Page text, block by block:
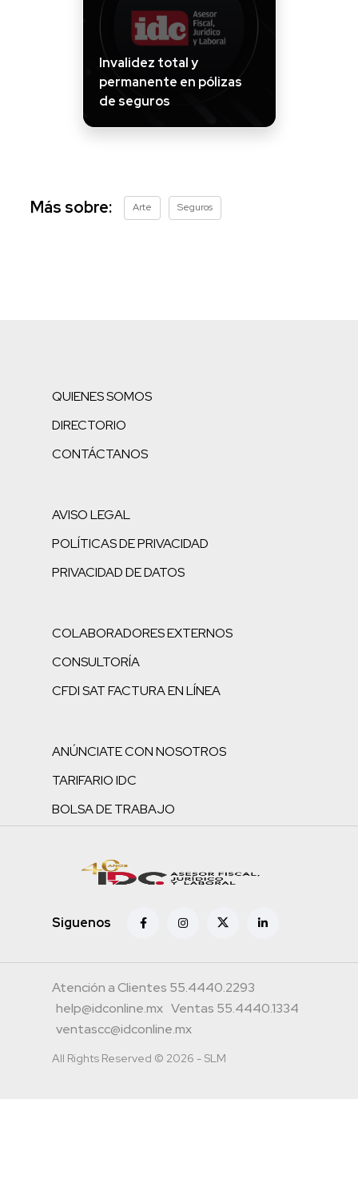
Invalidez total y
permanente en pólizas
de seguros
Más sobre: Arte Seguros
QUIENES SOMOS
DIRECTORIO
CONTÁCTANOS
AVISO LEGAL
POLÍTICAS DE PRIVACIDAD
PRIVACIDAD DE DATOS
COLABORADORES EXTERNOS
CONSULTORÍA
CFDI SAT FACTURA EN LÍNEA
ANÚNCIATE CON NOSOTROS
TARIFARIO IDC
BOLSA DE TRABAJO
Siguenos
Atención a Clientes 55.4440.2293
help@idconline.mx Ventas 55.4440.1334
ventascc@idconline.mx
All Rights Reserved © 2026 - SLM